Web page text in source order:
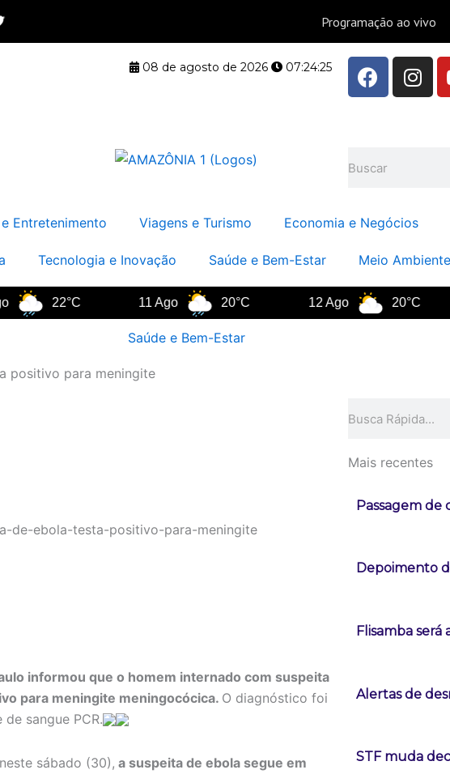
08 de agosto de 2026 07:24:25
F
a
o
I
n
m
Entretenimento Viagens e Turismo Economia e Negócios
Tecnologia e Inovação Saúde e Bem-Estar Meio
22°C 11 Ago 20°C 12 Ago 20°C
Saúde e Bem-Estar
positivo para meningite
informou que o homem internado com suspeita
para meningite meningocócica. O diagnóstico foi
sangue PCR.
sábado (30), a suspeita de ebola segue em
Mais recentes
Passagem
Depoimento
Flisamba
Alertas de
STF muda